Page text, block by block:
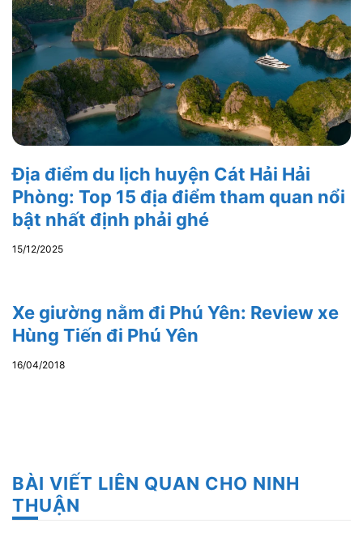
Địa điểm du lịch huyện Cát Hải Hải
Phòng: Top 15 địa điểm tham quan nổi
bật nhất định phải ghé
15/12/2025
Xe giường nằm đi Phú Yên: Review xe
Hùng Tiến đi Phú Yên
16/04/2018
BÀI VIẾT LIÊN QUAN CHO NINH
THUẬN